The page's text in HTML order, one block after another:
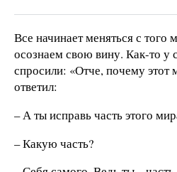
Все начинает меняться с того
осознаем свою вину. Как-то у
спросили: «Отче, почему этот
ответил:
– А ты исправь часть этого
– Какую часть?